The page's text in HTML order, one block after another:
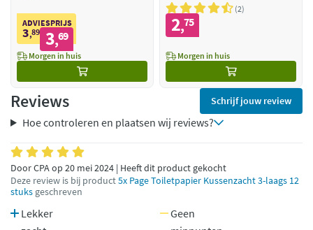
ADVIESPRIJS
3,89 3,69
Morgen in huis
2
2,75
Morgen in huis
Reviews Schrijf jouw review
Hoe controleren en plaatsen wij reviews?
Door CPA op 20 mei 2024 | Heeft dit product gekocht
Deze review is bij product5x Page Toiletpapier Kussenzacht 3-laags 12
stuks geschreven
Lekker
Geen